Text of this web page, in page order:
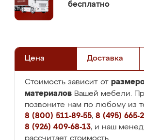
бесплатно
Цена Доставка
Стоимость зависит от
материалов Вашей мебели.
позвоните нам по любому из
8 (800) 511-89-55, 8 (495) 665-
8 (926) 409-68-13, и наш